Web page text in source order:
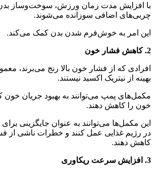
با افزایش مدت زمان ورزش، سوخت‌وساز بدن
چربی‌های اضافی سوزانده می‌شوند.
این امر به خوش‌فرم شدن بدن کمک می‌کند.
2. کاهش فشار خون
افرادی که از فشار خون بالا رنج می‌برند،
بهینه از نیتریک اکسید نیستند.
مکمل‌های پمپ می‌توانند به بهبود جریان
خون را کاهش دهند.
این مکمل‌ها می‌توانند به عنوان جایگزینی
در رژیم غذایی عمل کنند و خطرات ناشی از
کاهش دهند.
3. افزایش سرعت ریکاوری